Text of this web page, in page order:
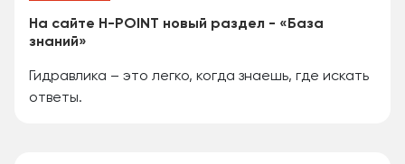
На сайте H-POINT новый раздел - «База
знаний»
Гидравлика – это легко, когда знаешь, где искать
ответы.